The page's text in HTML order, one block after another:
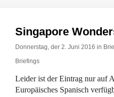
Singapore
Donnerstag, der 2. Juni 2016 in
Briefings
Leider ist der Eintrag nur auf
Europäisches Spanisch